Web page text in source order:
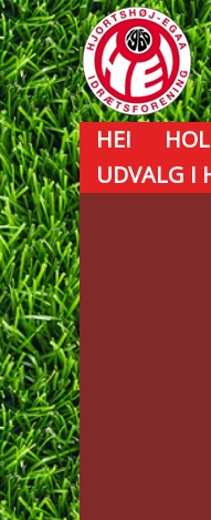
HEI
UDVALG I